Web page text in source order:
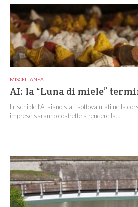
MISCELLANEA
AI: la “Luna di miele”
I rischi dell’AI siano stati sottovalutati nella
imprese saranno costrette a rendere la...